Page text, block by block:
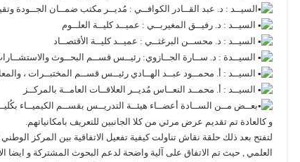
السيــد : د. عبد القــادر الكوافــي : مُديــر مكتب ضمــان الجــودة
السيــد : د. رفيــق المغيربــي : عميــد كليــة العلــوم
السيــد : د. محســن البرغثــي : عميــد كليــة الأقتصــاد
السيــدة : د. ســارة الجــازوي: رئيــس قســم البحــوث
السيــد : أ. محمــود عبــد الهــادي رئيــس قســم المختبــرات ،
السيــد : أ. محمــد النعــاس مُديــر العلاقــات العامــة بالمركــز
بعــض مــن الســادة أعضــاء هيئــة التدريــس بقســم الكيميــاء
و كالعادة تم تقديم عرض مرئي من كلا الجانبين للتعريف بامكانياتهم.
لتفتح بعد ذلك حلقة نقاش تناولت كيفية تفعيل الاتفاقية بين المركز
العلمي , حيث تم الاتفاق على آلية واضحة لدعم البحوث المشتركة و ايضا